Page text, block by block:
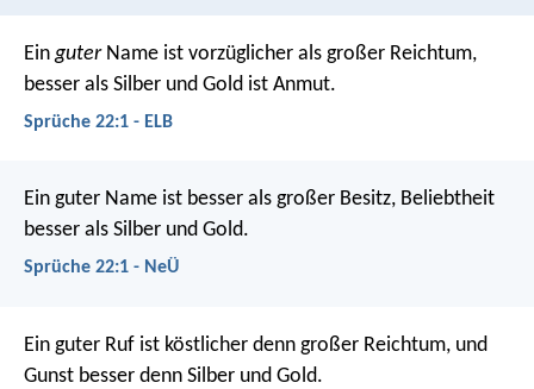
Ein guterName ist vorzüglicher als großer Reichtum,
besser als Silber und Gold ist Anmut.
Sprüche 22:1 - ELB
Ein guter Name ist besser als großer Besitz, Beliebtheit
besser als Silber und Gold.
Sprüche 22:1 - NeÜ
Ein guter Ruf ist köstlicher denn großer Reichtum, und
Gunst besser denn Silber und Gold.